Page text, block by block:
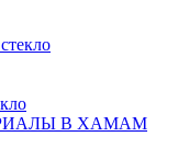
В ХАМАМ